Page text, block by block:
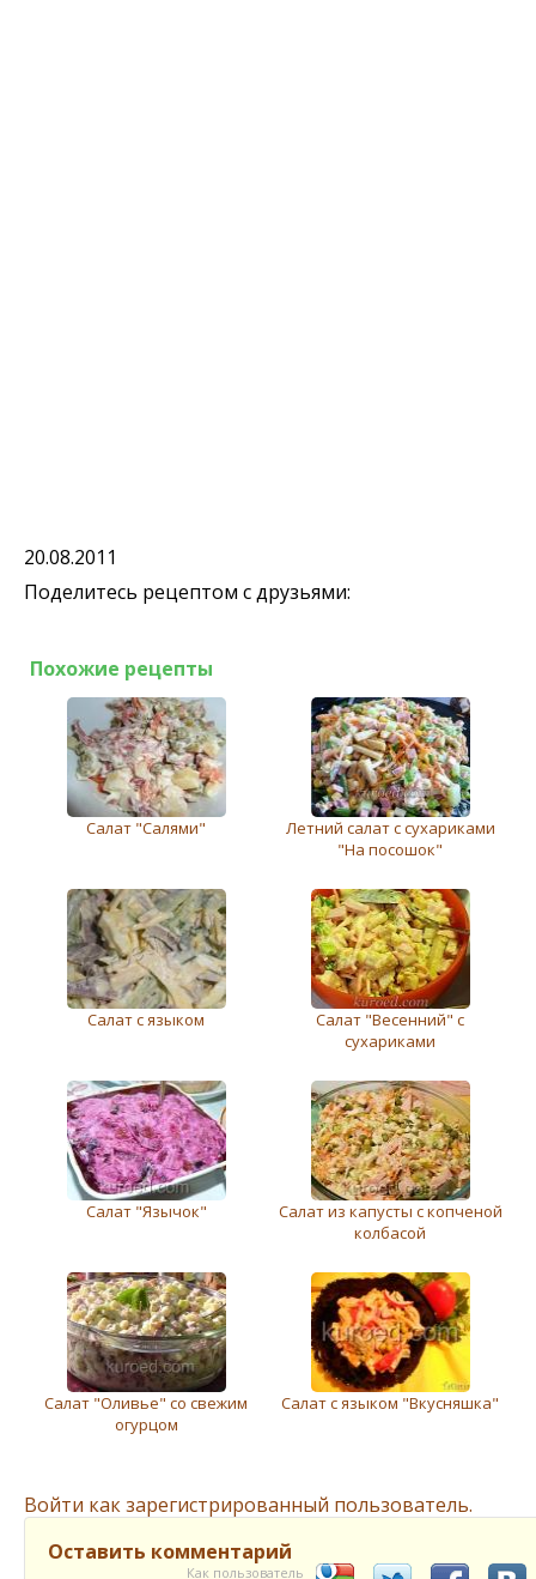
20.08.2011
Поделитесь рецептом с друзьями:
Похожие рецепты
Салат "Салями"
Летний салат с сухариками
"На посошок"
Салат с языком
Салат "Весенний" с
сухариками
Салат "Язычок"
Салат из капусты с копченой
колбасой
Салат "Оливье" со свежим
огурцом
Салат с языком "Вкусняшка"
Войти как зарегистрированный пользователь.
Оставить комментарий
Как пользователь